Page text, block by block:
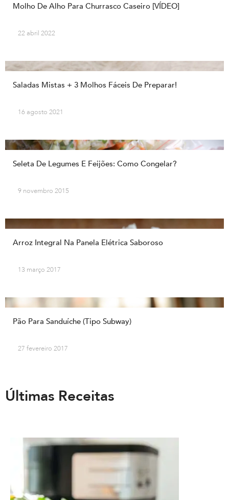
Molho De Alho Para Churrasco Caseiro [VÍDEO]
22 abril 2022
Saladas Mistas + 3 Molhos Fáceis De Preparar!
16 agosto 2021
Seleta De Legumes E Feijões: Como Congelar?
9 novembro 2015
Arroz Integral Na Panela Elétrica Saboroso
13 março 2017
Pão Para Sanduíche (tipo Subway)
27 fevereiro 2017
Últimas Receitas